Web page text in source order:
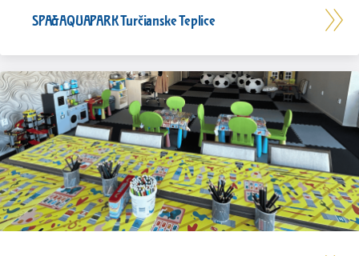
SPA&AQUAPARK Turčianske Teplice